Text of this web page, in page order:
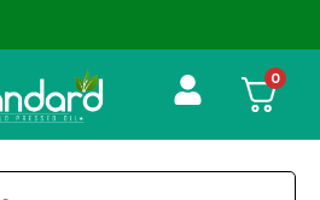
⭐4.8 Rating Products 🥰 50,000+ Happy
0